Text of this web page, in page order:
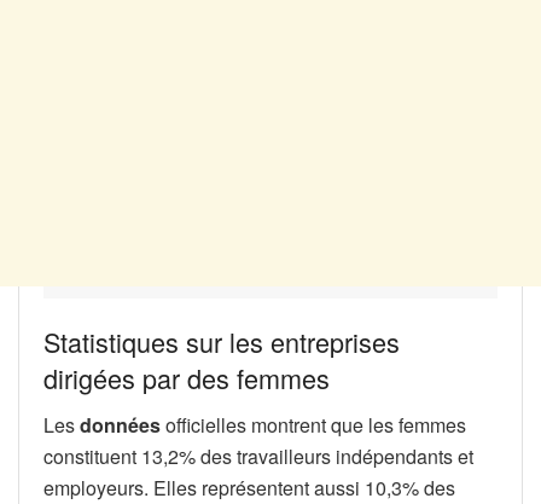
Statistiques sur les entreprises
dirigées par des femmes
Lesdonnéesofficielles montrent que les femmes
constituent 13,2% des travailleurs indépendants et
employeurs. Elles représentent aussi 10,3% des